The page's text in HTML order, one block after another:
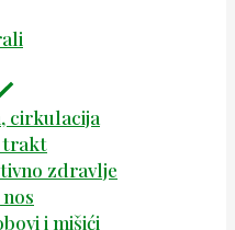
cirkulacija
trakt
zdravlje
i mišići